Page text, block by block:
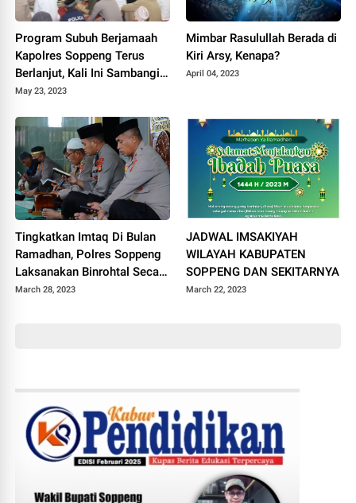
Program Subuh Berjamaah
Kapolres Soppeng Terus
Berlanjut, Kali Ini Sambangi
Jamaah Masjid Ummu
Bila
May 23, 2023
Mimbar Rasulullah Berada di
Kiri Arsy, Kenapa?
April 04, 2023
Tingkatkan Imtaq Di Bulan
Ramadhan, Polres Soppeng
Laksanakan Binrohtal Secara
Rutin
March 28, 2023
JADWAL IMSAKIYAH
WILAYAH KABUPATEN
SOPPENG DAN SEKITARNYA
March 22, 2023